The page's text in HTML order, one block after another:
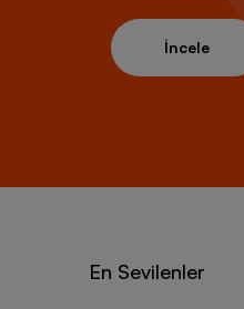
İncele
En Sevilenler